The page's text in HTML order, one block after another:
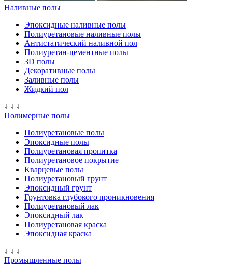
Наливные полы
Эпоксидные наливные полы
Полиуретановые наливные полы
Антистатический наливной пол
Полиуретан-цементные полы
3D полы
Декоративные полы
Заливные полы
Жидкий пол
↓ ↓ ↓
Полимерные полы
Полиуретановые полы
Эпоксидные полы
Полиуретановая пропитка
Полиуретановое покрытие
Кварцевые полы
Полиуретановый грунт
Эпоксидный грунт
Грунтовка глубокого проникновения
Полиуретановый лак
Эпоксидный лак
Полиуретановая краска
Эпоксидная краска
↓ ↓ ↓
Промышленные полы